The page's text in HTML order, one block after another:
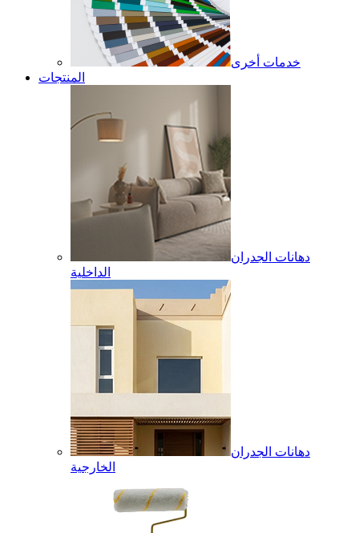
خدمات أخرى
المنتجات
دهانات الجدران
الداخلية
دهانات الجدران
الخارجية